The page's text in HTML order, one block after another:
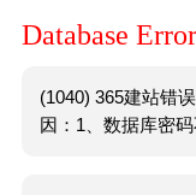
Database Error
(1040) 365建站错
因：1、数据库密